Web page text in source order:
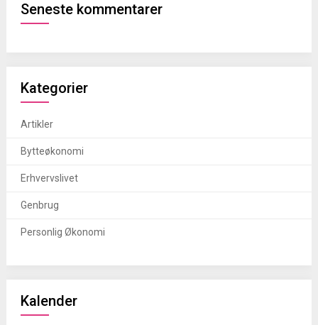
Seneste kommentarer
Kategorier
Artikler
Bytteøkonomi
Erhvervslivet
Genbrug
Personlig Økonomi
Kalender